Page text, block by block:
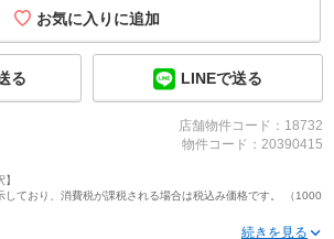
る LINEで送る
店舗物件コード：18732
物件コード：20390415
ており、消費税が課税される場合は税込み価格です。 （1000
ス（絵）や間取り図に描かれている家具や車などは、特にコ